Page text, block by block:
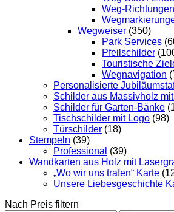
Weg-Richtungen
Wegweiser (350)
Park Services
Pfeilschilder
Touristische
Wegnavigation
Personalisierte
Schilder aus Massivholz
Schilder für Garten-Bänke
Tischschilder mit Logo (98)
Türschilder (18)
Stempeln (39)
Professional (39)
Wandkarten aus Holz mit
„Wo wir uns trafen“ Karte
Unsere Liebesgeschichte
Nach Preis filtern